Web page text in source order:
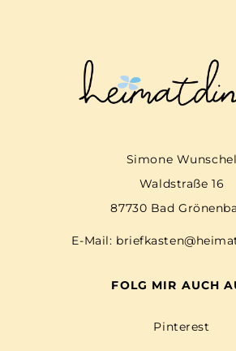
Simone Wunschel
Waldstraße 16
87730 Bad
E-Mail:
FOLG MIR AUCH
Pinterest